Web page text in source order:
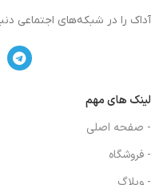
آداک را در شبکه‌های اجتماعی
لینک های مهم
- صفحه اصلی
- فروشگاه